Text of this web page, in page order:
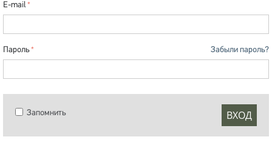
E-mail
Пароль Забыли пароль?
ВХОД
Запомнить